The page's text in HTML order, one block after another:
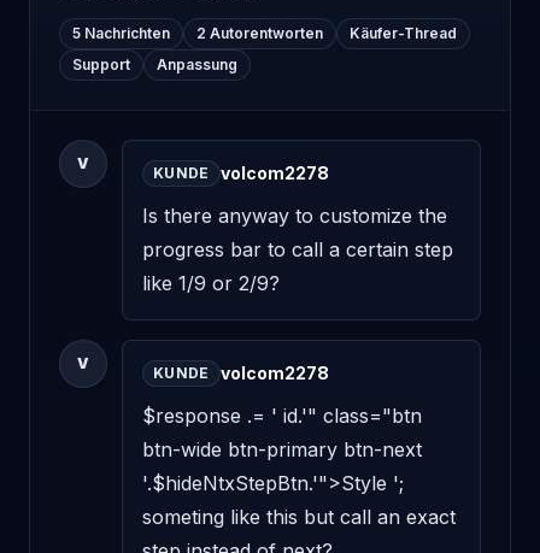
5 Nachrichten 2 Autorentworten
Käufer-Thread
Support
Anpassung
V
KUNDE volcom2278
Is there anyway to customize the
progress bar to call a certain step
like 1/9 or 2/9?
V
KUNDE volcom2278
$response .= ' id.'" class="btn
btn-wide btn-primary btn-next
'.$hideNtxStepBtn.'">Style ';
someting like this but call an exact